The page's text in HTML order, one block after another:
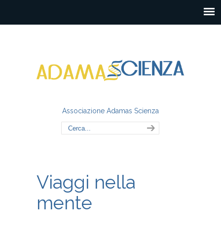
Associazione Adamas Scienza
Viaggi nella
mente